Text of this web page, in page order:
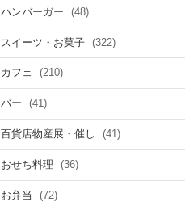
ハンバーガー (48)
スイーツ・お菓子 (322)
カフェ (210)
バー (41)
百貨店物産展・催し (41)
おせち料理 (36)
お弁当 (72)